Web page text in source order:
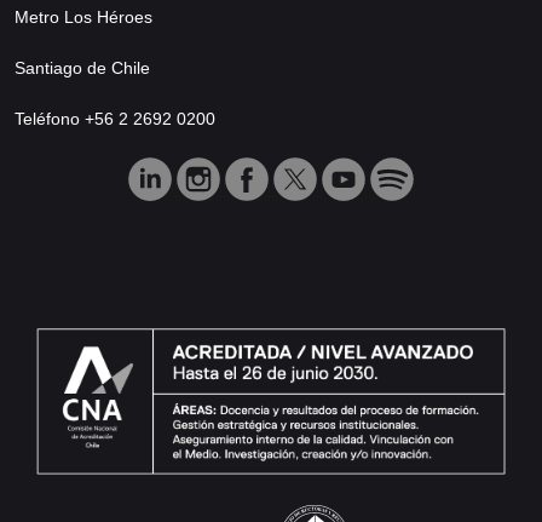
Metro Los Héroes
Santiago de Chile
Teléfono +56 2 2692 0200